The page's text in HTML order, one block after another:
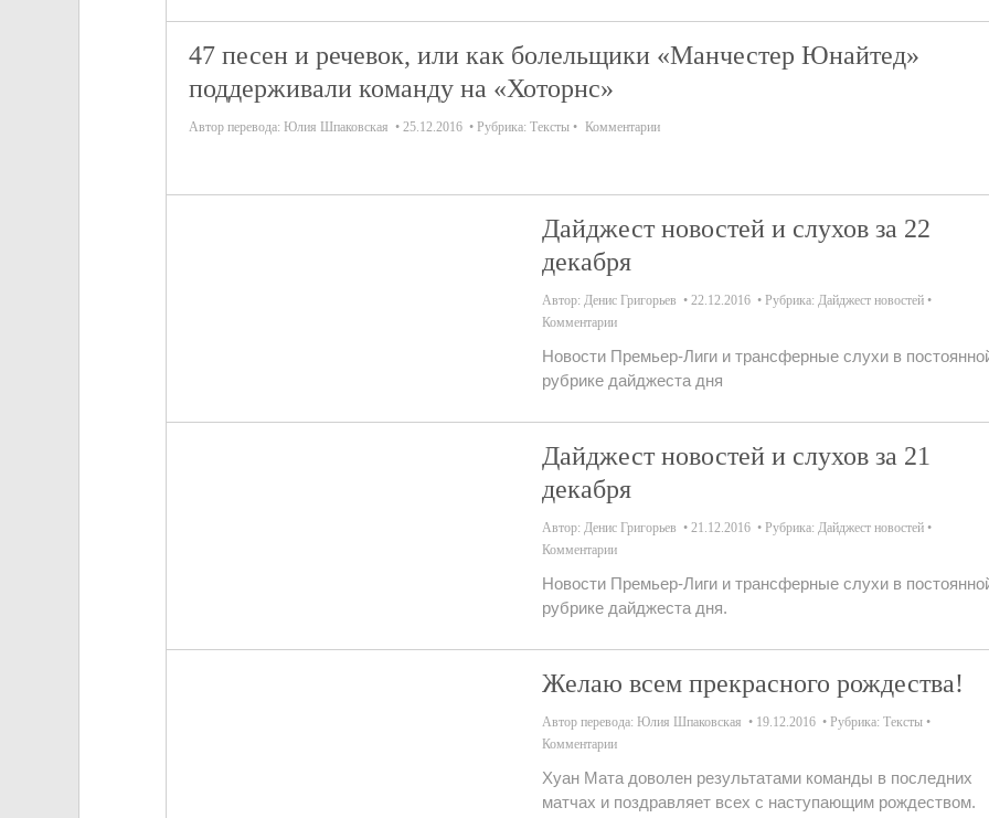
47 песен и речевок, или как болельщики «Манчестер Юнайтед»
поддерживали команду на «Хоторнс»
Автор перевода: Юлия Шпаковская 25.12.2016 Рубрика: Тексты Комментарии
Дайджест новостей и слухов за 22
декабря
Автор: Денис Григорьев 22.12.2016 Рубрика: Дайджест новостей
Комментарии
Новости Премьер-Лиги и трансферные слухи в
рубрике дайджеста дня
Дайджест новостей и слухов за 21
декабря
Автор: Денис Григорьев 21.12.2016 Рубрика: Дайджест новостей
Комментарии
Новости Премьер-Лиги и трансферные слухи в
рубрике дайджеста дня.
Желаю всем прекрасного рождества!
Автор перевода: Юлия Шпаковская 19.12.2016 Рубрика: Тексты
Комментарии
Хуан Мата доволен результатами команды в последних
матчах и поздравляет всех с наступающим рождеством.